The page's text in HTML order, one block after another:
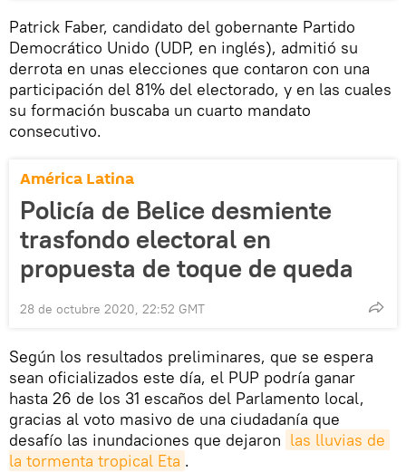
Patrick Faber, candidato del gobernante Partido
Democrático Unido (UDP, en inglés), admitió su
derrota en unas elecciones que contaron con una
participación del 81% del electorado, y en las cuales
su formación buscaba un cuarto mandato
consecutivo.
América Latina
Policía de Belice desmiente
trasfondo electoral en
propuesta de toque de queda
28 de octubre 2020, 22:52 GMT
Según los resultados preliminares, que se espera
sean oficializados este día, el PUP podría ganar
hasta 26 de los 31 escaños del Parlamento local,
gracias al voto masivo de una ciudadanía que
desafío las inundaciones que dejaron las lluvias de
la tormenta tropical Eta .